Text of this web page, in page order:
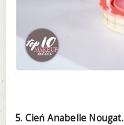
5. Cień Anabelle Nougat.